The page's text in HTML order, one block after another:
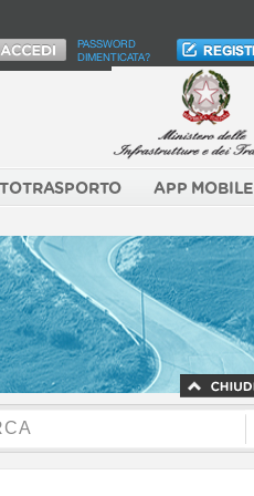
PASSWORD
DIMENTICATA?
APP MOBILE